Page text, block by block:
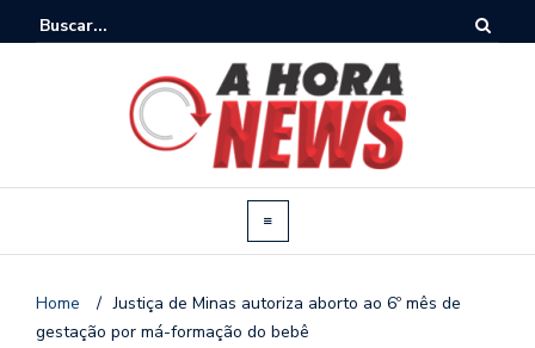
Home / Justiça de Minas autoriza aborto ao 6º mês de
gestação por má-formação do bebê